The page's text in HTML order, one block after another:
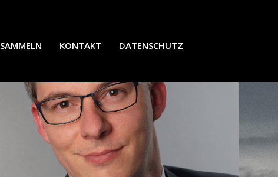
KONTAKT DATENSCHUTZ